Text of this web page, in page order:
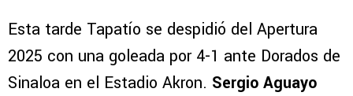
Esta tarde Tapatío se despidió del Apertura
2025 con una goleada por 4-1 ante Dorados de
Sinaloa en el Estadio Akron. Sergio Aguayo